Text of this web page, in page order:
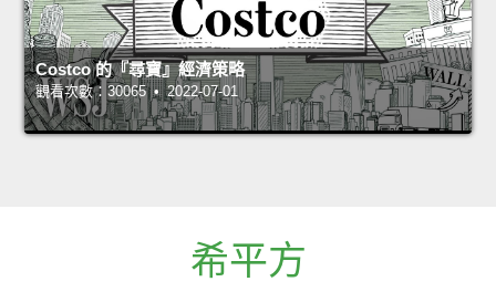
Costco 的『尋寶』經濟策略
觀看次數：30065 • 2022-07-01
希平方